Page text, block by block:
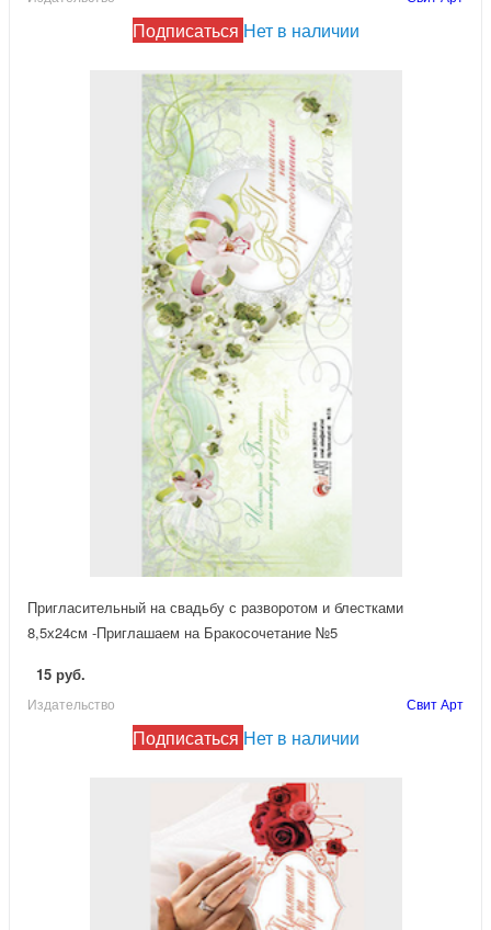
Подписаться Нет в наличии
Пригласительный на свадьбу с разворотом и блестками
8,5х24см -Приглашаем на Бракосочетание №5
15 руб.
Издательство Свит Арт
Подписаться Нет в наличии